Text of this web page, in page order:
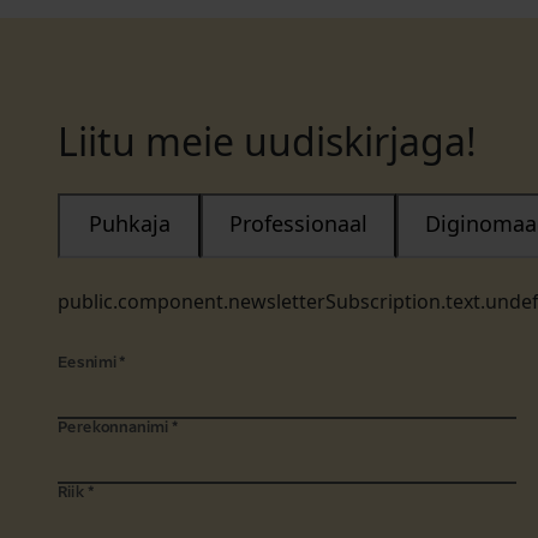
Liitu meie uudiskirjaga!
Puhkaja Professionaal
Eesnimi *
Perekonnanimi *
Riik *